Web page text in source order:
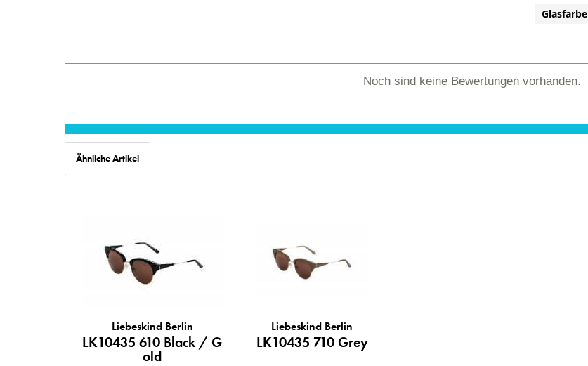
Glasfarbe
Noch sind keine Bewertungen vorhanden.
Ähnliche Artikel
Liebeskind Berlin
LK10435 610 Black / G
old
Liebeskind Berlin
LK10435 710 Grey